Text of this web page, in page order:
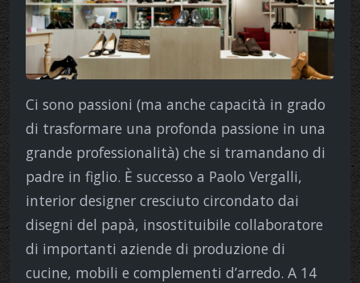
Ci sono passioni (ma anche capacità in grado
di trasformare una profonda passione in una
grande professionalità) che si tramandano di
padre in figlio. È successo a Paolo Vergalli,
interior designer cresciuto circondato dai
disegni del papà, insostituibile collaboratore
di importanti aziende di produzione di
cucine, mobili e complementi d’arredo. A 14